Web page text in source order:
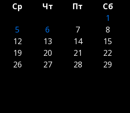
Ср Чт Пт
Сб
1
5 6 7
8
12 13 14
15
19 20 21
22
26 27 28
29